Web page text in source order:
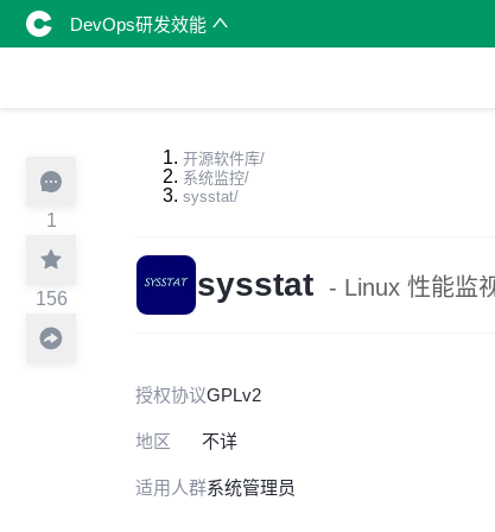
DevOps研发效能
1
156
开源软件库/
系统监控/
sysstat/
sysstat - Linux 性能监
授权协议GPLv2
地区 不详
适用人群系统管理员